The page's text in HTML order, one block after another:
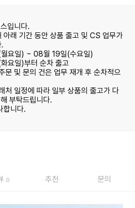
입니다.
아래 기간 동안 상품 출고 및 CS 업무가
요일) ~ 08월 19일(수요일)
요일)부터 순차 출고
문 및 문의 건은 업무 재개 후 순차적으
처 일정에 따라 일부 상품의 출고가 다
부탁드립니다.
합니다.
0 추천 문의